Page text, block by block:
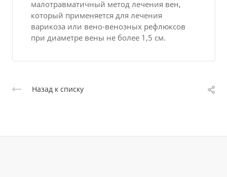
малотравматичный метод лечения вен,
который применяется для лечения
варикоза или вено-венозных рефлюксов
при диаметре вены не более 1,5 см.
Назад к списку